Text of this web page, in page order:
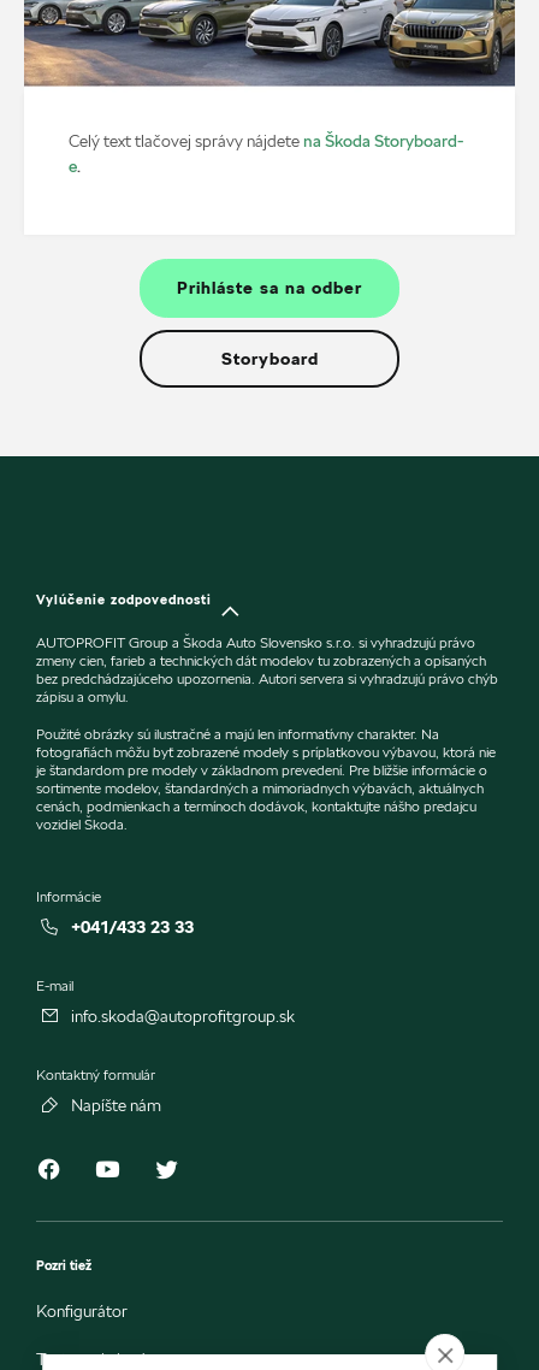
Celý text tlačovej správy nájdete na Škoda Storyboard-
e.
Prihláste sa na odber
Storyboard
Vylúčenie zodpovednosti
AUTOPROFIT Group a Škoda Auto Slovensko s.r.o. si vyhradzujú právo
zmeny cien, farieb a technických dát modelov tu zobrazených a opísaných
bez predchádzajúceho upozornenia. Autori servera si vyhradzujú právo chýb
zápisu a omylu.
Použité obrázky sú ilustračné a majú len informatívny charakter. Na
fotografiách môžu byť zobrazené modely s príplatkovou výbavou, ktorá nie
je štandardom pre modely v základnom prevedení. Pre bližšie informácie o
sortimente modelov, štandardných a mimoriadnych výbavách, aktuálnych
cenách, podmienkach a termínoch dodávok, kontaktujte nášho predajcu
vozidiel Škoda.
Informácie
+041/433 23 33
E-mail
info.skoda@autoprofitgroup.sk
Kontaktný formulár
Napíšte nám
Pozri tiež
Konfigurátor
Testovacia jazda